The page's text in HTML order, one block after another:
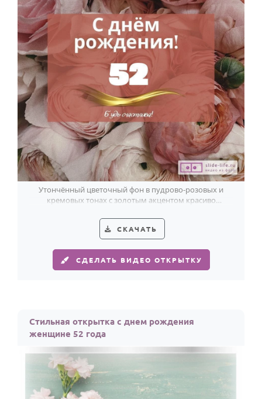
Утончённый цветочный фон в пудрово-розовых и
кремовых тонах с золотым акцентом красиво
СКАЧАТЬ
СДЕЛАТЬ ВИДЕО ОТКРЫТКУ
Стильная открытка с днем рождения
женщине 52 года